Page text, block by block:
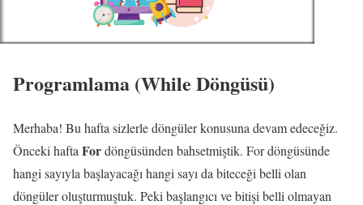
Programlama (While Döngüsü)
Merhaba! Bu hafta sizlerle döngüler konusuna devam edeceğiz.
Önceki hafta Fordöngüsünden bahsetmiştik. For döngüsünde
hangi sayıyla başlayacağı hangi sayı da biteceği belli olan
döngüler oluşturmuştuk. Peki başlangıcı ve bitişi belli olmayan